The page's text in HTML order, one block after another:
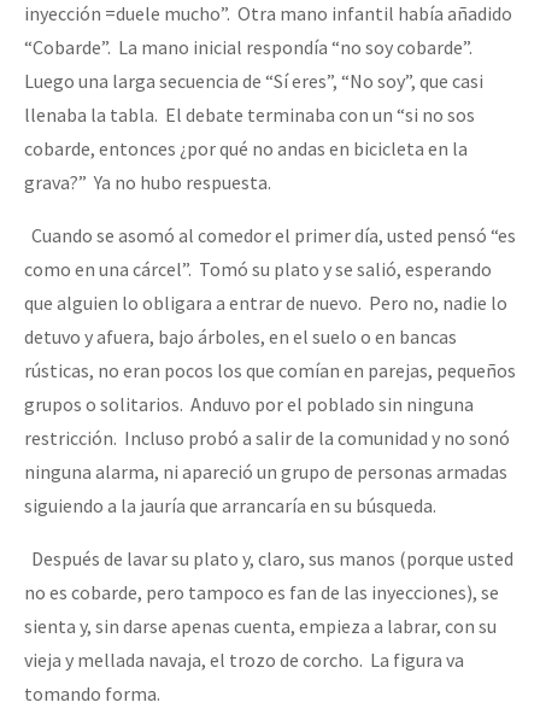
inyección =duele mucho”. Otra mano infantil había añadido
“Cobarde”. La mano inicial respondía “no soy cobarde”.
Luego una larga secuencia de “Sí eres”, “No soy”, que casi
llenaba la tabla. El debate terminaba con un “si no sos
cobarde, entonces ¿por qué no andas en bicicleta en la
grava?” Ya no hubo respuesta.
Cuando se asomó al comedor el primer día, usted pensó “es
como en una cárcel”. Tomó su plato y se salió, esperando
que alguien lo obligara a entrar de nuevo. Pero no, nadie lo
detuvo y afuera, bajo árboles, en el suelo o en bancas
rústicas, no eran pocos los que comían en parejas, pequeños
grupos o solitarios. Anduvo por el poblado sin ninguna
restricción. Incluso probó a salir de la comunidad y no sonó
ninguna alarma, ni apareció un grupo de personas armadas
siguiendo a la jauría que arrancaría en su búsqueda.
Después de lavar su plato y, claro, sus manos (porque usted
no es cobarde, pero tampoco es fan de las inyecciones), se
sienta y, sin darse apenas cuenta, empieza a labrar, con su
vieja y mellada navaja, el trozo de corcho. La figura va
tomando forma.